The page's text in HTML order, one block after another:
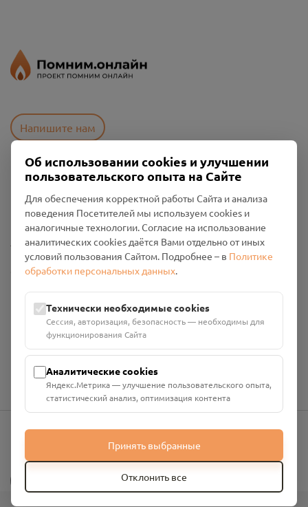
Напишите нам
Пользовательское соглашение
Политика конфиденциальности
Промо-материалы
Настройки cookies
Общество с ограниченной ответственностью «Смоленский
ИНН: 6700029207 ОГРН: 1256700001986
Юридический адрес: 216790, Смоленская область, р-н
Руднянский, г. Рудня, улица Западная, д. 26А, пом. 18
Номер счёта: 40702810901130004287 в АО "АЛЬФА-БАНК"
Кор. счёт: 30101810200000000593
info@pomnim.online
Об использовании cookies и улучшении
пользовательского опыта на Сайте
Для обеспечения корректной работы Сайта и анализа
поведения Посетителей мы используем cookies и
аналогичные технологии. Согласие на использование
аналитических cookies даётся Вами отдельно от иных
условий пользования Сайтом. Подробнее – в Политике
обработки персональных данных.
Технически необходимые cookies
Сессия, авторизация, безопасность — необходимы для
функционирования Сайта
Аналитические cookies
Яндекс.Метрика — улучшение пользовательского опыта,
статистический анализ, оптимизация контента
Принять выбранные
Отклонить все